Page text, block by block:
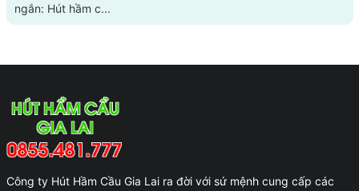
ngắn: Hút hầm c...
Công ty Hút Hầm Cầu Gia Lai ra đời với sứ mệnh cung cấp các